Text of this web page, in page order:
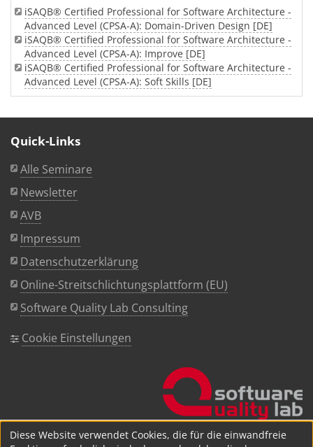
iSAQB® Certified Professional for Software Architecture -
Advanced Level (CPSA-A): Domain-Driven Design [DE]
iSAQB® Certified Professional for Software Architecture -
Advanced Level (CPSA-A): Improve [DE]
iSAQB® Certified Professional for Software Architecture -
Advanced Level (CPSA-A): Soft Skills [DE]
Quick-Links
Alle Seminare
Newsletter
AVB
Impressum
Datenschutzerklärung
Online-Streitschlichtungsplattform (EU)
Software Quality Lab Consulting
Cookie Einstellungen
Diese Website verwendet Cookies, die für die einwandfreie